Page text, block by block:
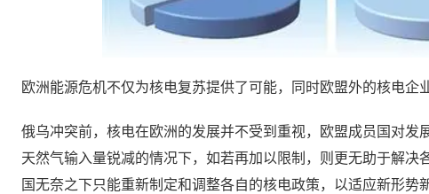
欧洲能源危机不仅为核电复苏提供了可能，同时欧盟外的核电企
俄乌冲突前，核电在欧洲的发展并不受到重视，欧盟成员国对
天然气输入量锐减的情况下，如若再加以限制，则更无助于解
国无奈之下只能重新制定和调整各自的核电政策，以适应新形势